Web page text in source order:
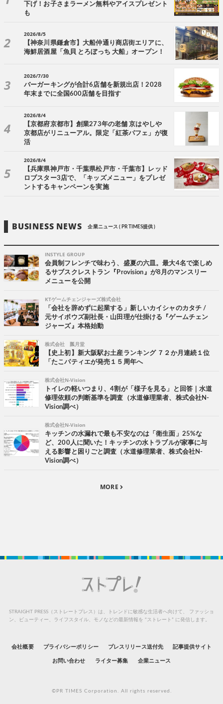
下げ！お子さまラーメン無料やアイスプレゼント
も
2026/8/5
【神奈川県鎌倉市】大船仲通り商店街エリアに、
海鮮居酒屋「魚貝 とろぼっち 大船」オープン！
2026/7/30
バーガーキングが合計6店舗を新規出店！2028
年末までに全国600店舗を目指す
2026/8/4
【京都府京都市】創業273年の老舗 京はやしや
京都店がリニューアル。限定「紅茶パフェ」が復
活
2026/8/4
【兵庫県神戸市・千葉県松戸市・千葉市】レッド
ロブスター3店で、「キッズメニュー」をプレゼ
ントするキャンペーンを実施
BUSINESS NEWS 企業ニュース ( PR TIMES提供 )
INSTYLE GROUP
会員制フレンチで味わう、盛夏の六皿。最大4名で楽しめ
るサブスクレストラン『Provision』が8月のマンスリー
メニューを公開
KTゲームチェンジャーズ株式会社
「会社を辞めずに起業する」新しいカイシャのカタチ /
元サイボウズ副社長・山田理が仕掛ける『ゲームチェン
ジャーズ』本格始動
株式会社 瓢月堂
【史上初】新大阪駅お土産ランキング ７２か月連続１位
「たこパティエが発売１５周年へ
株式会社N-Vision
トイレの軽いつまり、4割が「様子を見る」と回答｜水道
修理依頼の判断基準を調査（水道修理業者、株式会社N-
Vision調べ）
株式会社N-Vision
キッチンの水漏れで最も不安なのは「衛生面」25%な
ど、200人に聞いた！キッチンの水トラブルが家事に与
える影響と困りごと調査（水道修理業者、株式会社N-
Vision調べ）
MORE
STRAIGHT PRESS（ストレートプレス）は、トレンドに敏感な生活者へ向けて、
ファッショ
ン、ビューティー、ライフスタイル、モノなどの最新情報を “ストレート” に発信します。
会社概要 プライバシーポリシー プレスリリース送付先 記事提供サイト
お問い合わせ ライター募集 企業ニュース
©PR TIMES Corporation. All rights reserved.